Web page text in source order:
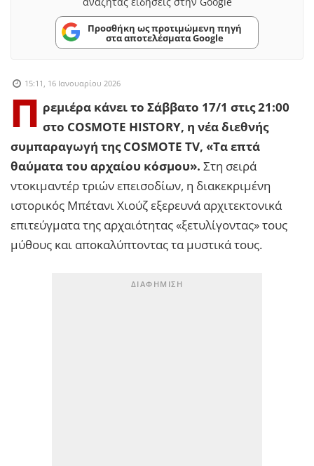
Προσθήκη ως προτιμώμενη πηγή
στα αποτελέσματα Google
15:11, 16 Ιανουαρίου 2026
Π
ρεμιέρα κάνει το Σάββατο 17/1 στις 21:00
στο COSMOTE HΙSTORY, η νέα διεθνής
συμπαραγωγή της COSMOTE TV, «Τα επτά
θαύματα του αρχαίου κόσμου». Στη σειρά
ντοκιμαντέρ τριών επεισοδίων, η διακεκριμένη
ιστορικός Μπέτανι Χιούζ εξερευνά αρχιτεκτονικά
επιτεύγματα της αρχαιότητας «ξετυλίγοντας» τους
μύθους και αποκαλύπτοντας τα μυστικά τους.